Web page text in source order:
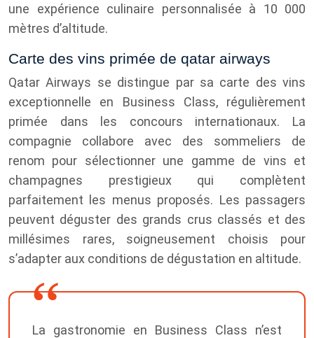
une expérience culinaire personnalisée à 10 000
mètres d’altitude.
Carte des vins primée de qatar airways
Qatar Airways se distingue par sa carte des vins
exceptionnelle en Business Class, régulièrement
primée dans les concours internationaux. La
compagnie collabore avec des sommeliers de
renom pour sélectionner une gamme de vins et
champagnes prestigieux qui complètent
parfaitement les menus proposés. Les passagers
peuvent déguster des grands crus classés et des
millésimes rares, soigneusement choisis pour
s’adapter aux conditions de dégustation en altitude.
La gastronomie en Business Class n’est